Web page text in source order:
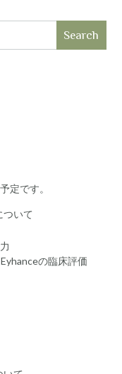
Search
定です。
いて
の臨床評価